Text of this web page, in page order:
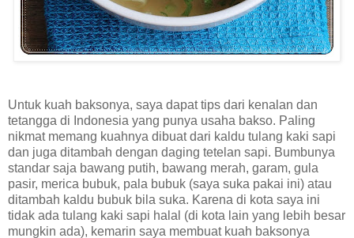
Untuk kuah baksonya, saya dapat tips dari kenalan dan
tetangga di Indonesia yang punya usaha bakso. Paling
nikmat memang kuahnya dibuat dari kaldu tulang kaki sapi
dan juga ditambah dengan daging tetelan sapi. Bumbunya
standar saja bawang putih, bawang merah, garam, gula
pasir, merica bubuk, pala bubuk (saya suka pakai ini) atau
ditambah kaldu bubuk bila suka. Karena di kota saya ini
tidak ada tulang kaki sapi halal (di kota lain yang lebih besar
mungkin ada), kemarin saya membuat kuah baksonya